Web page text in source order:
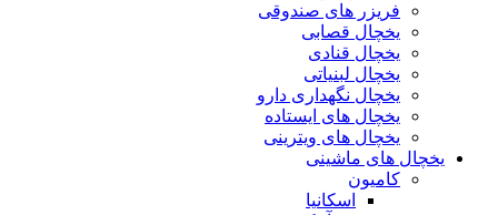
فریزر های صندوقی
یخچال قصابی
یخچال قنادی
یخچال لبنیاتی
یخچال نگهداری دارو
یخچال های ایستاده
یخچال های ویترینی
یخچال های ماشینی
کامیون
اسکانیا